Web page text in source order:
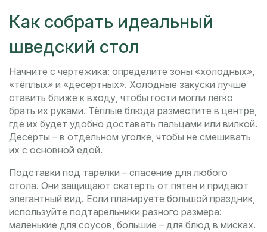
Как собрать идеальный
шведский стол
Начните с чертежика: определите зоны «холодных»,
«тёплых» и «десертных». Холодные закуски лучше
ставить ближе к входу, чтобы гости могли легко
брать их руками. Тёплые блюда разместите в центре,
где их будет удобно доставать пальцами или вилкой.
Десерты – в отдельном уголке, чтобы не смешивать
их с основной едой.
Подставки под тарелки – спасение для любого
стола. Они защищают скатерть от пятен и придают
элегантный вид. Если планируете большой праздник,
используйте подтарельники разного размера:
маленькие для соусов, большие – для блюд в мисках.